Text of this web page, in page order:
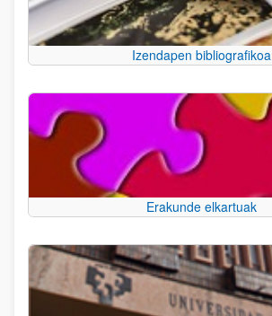
Izendapen bibliografikoa
Erakunde elkartuak